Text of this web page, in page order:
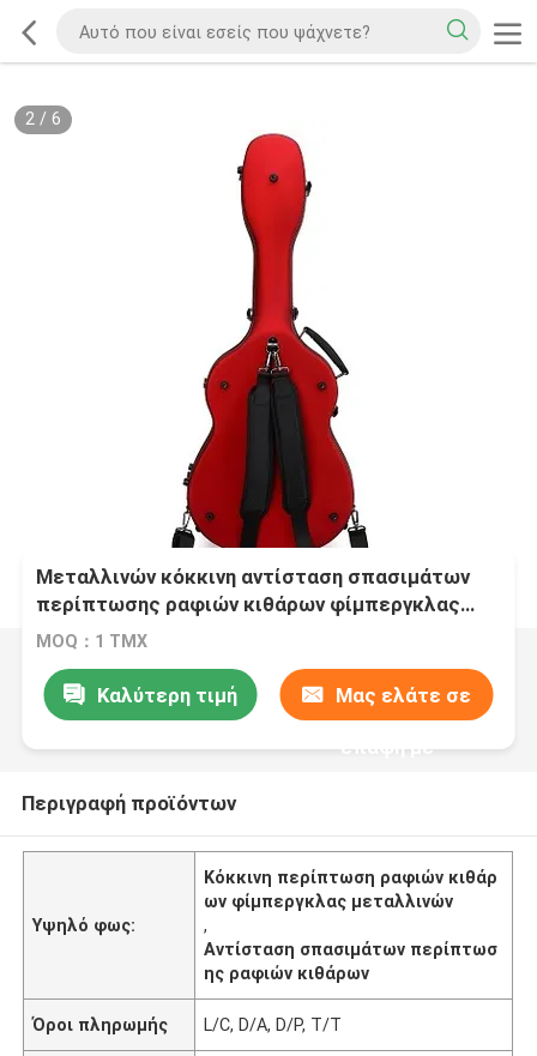
2/ 6
Μεταλλινών κόκκινη αντίσταση σπασιμάτων
περίπτωσης ραφιών κιθάρων φίμπεργκλας
κλασσική
MOQ：1 ΤΜΧ
Καλύτερη τιμή Μας ελάτε σε
επαφή με
Περιγραφή προϊόντων
Υψηλό φως:
Κόκκινη περίπτωση ραφιών κιθάρ
ων φίμπεργκλας μεταλλινών
,
Αντίσταση σπασιμάτων περίπτωσ
ης ραφιών κιθάρων
Όροι πληρωμής L/C, D/A, D/P, T/T